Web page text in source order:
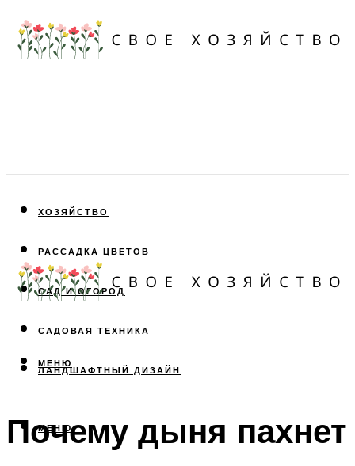
ХОЗЯЙСТВО
РАССАДКА ЦВЕТОВ
САД И ОГОРОД
САДОВАЯ ТЕХНИКА
ЛАНДШАФТНЫЙ ДИЗАЙН
МЕНЮ
МЕНЮ
Почему дыня пахнет